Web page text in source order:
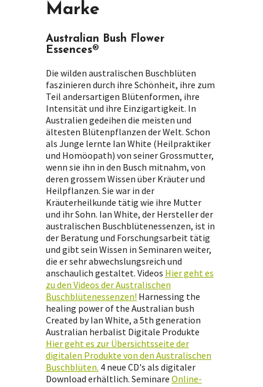
Marke
Australian Bush Flower
Essences®
Die wilden australischen Buschblüten
faszinieren durch ihre Schönheit, ihre zum
Teil andersartigen Blütenformen, ihre
Intensität und ihre Einzigartigkeit. In
Australien gedeihen die meisten und
ältesten Blütenpflanzen der Welt. Schon
als Junge lernte Ian White (Heilpraktiker
und Homöopath) von seiner Grossmutter,
wenn sie ihn in den Busch mitnahm, von
deren grossem Wissen über Kräuter und
Heilpflanzen. Sie war in der
Kräuterheilkunde tätig wie ihre Mutter
und ihr Sohn. Ian White, der Hersteller der
australischen Buschblütenessenzen, ist in
der Beratung und Forschungsarbeit tätig
und gibt sein Wissen in Seminaren weiter,
die er sehr abwechslungsreich und
anschaulich gestaltet. Videos Hier geht es
zu den Videos der Australischen
Buschblütenessenzen! Harnessing the
healing power of the Australian bush
Created by Ian White, a 5th generation
Australian herbalist Digitale Produkte
Hier geht es zur Übersichtsseite der
digitalen Produkte von den Australischen
Buschblüten. 4 neue CD's als digitaler
Download erhältlich. Seminare Online-